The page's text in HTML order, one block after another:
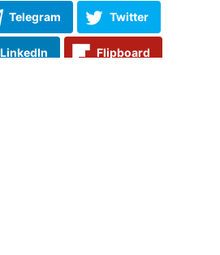
Telegram Twitter
LinkedIn Flipboard